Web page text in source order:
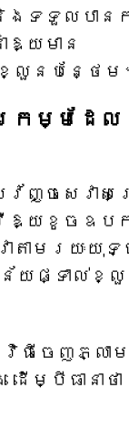
ទទួលបានក
ឱ្យមាន
លួនបន្ថែម
កម្មដែល
ញ្ចសេវាសង្
ើឱ្យខូចឧប
ាមរយៈយុទ្
ន័យផ្ទាល់ខ្
ធីចេញភ្លា
ម្បីធានាថា